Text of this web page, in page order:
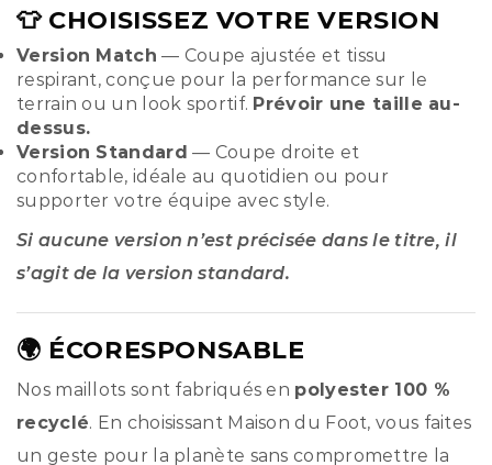
👕 CHOISISSEZ VOTRE VERSION
Version Match — Coupe ajustée et tissu
respirant, conçue pour la performance sur le
terrain ou un look sportif. Prévoir une taille au-
dessus.
Version Standard — Coupe droite et
confortable, idéale au quotidien ou pour
supporter votre équipe avec style.
Si aucune version n’est précisée dans le titre, il
s’agit de la version standard.
🌍 ÉCORESPONSABLE
Nos maillots sont fabriqués en polyester 100 %
recyclé. En choisissant Maison du Foot, vous faites
un geste pour la planète sans compromettre la